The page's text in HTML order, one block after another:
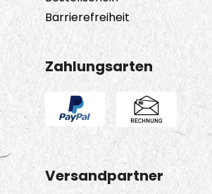
Barrierefreiheit
Zahlungsarten
Versandpartner